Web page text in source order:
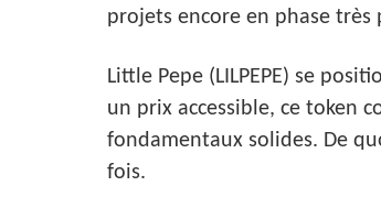
projets encore en phase très
Little Pepe (LILPEPE) se
un prix accessible, ce token
fondamentaux solides. De
fois.